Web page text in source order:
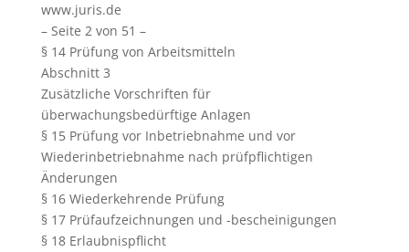
www.juris.de
– Seite 2 von 51 –
§ 14 Prüfung von Arbeitsmitteln
Abschnitt 3
Zusätzliche Vorschriften für
überwachungsbedürftige Anlagen
§ 15 Prüfung vor Inbetriebnahme und vor
Wiederinbetriebnahme nach prüfpflichtigen
Änderungen
§ 16 Wiederkehrende Prüfung
§ 17 Prüfaufzeichnungen und -bescheinigungen
§ 18 Erlaubnispflicht